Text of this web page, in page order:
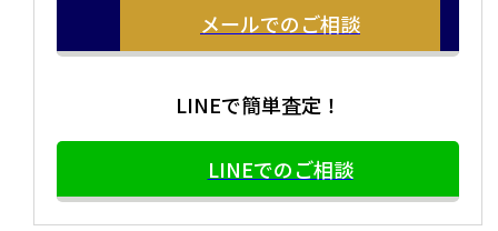
メールでのご相談
LINEで簡単査定！
LINEでのご相談